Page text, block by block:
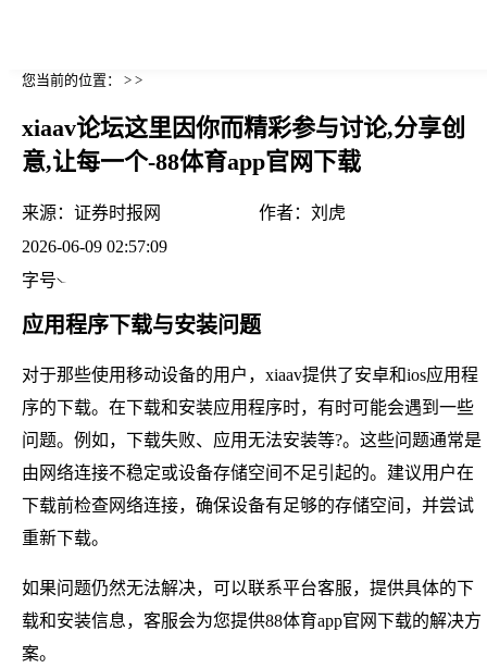
您当前的位置： > >
xiaav论坛这里因你而精彩参与讨论,分享创
意,让每一个-88体育app官网下载
来源： 证券时报网 作者： 刘虎
2026-06-09 02:57:09
字号
应用程序下载与安装问题
对于那些使用移动设备的用户，xiaav提供了安卓和ios应用程
序的下载。在下载和安装应用程序时，有时可能会遇到一些
问题。例如，下载失败、应用无法安装等?。这些问题通常是
由网络连接不稳定或设备存储空间不足引起的。建议用户在
下载前检查网络连接，确保设备有足够的存储空间，并尝试
重新下载。
如果问题仍然无法解决，可以联系平台客服，提供具体的下
载和安装信息，客服会为您提供88体育app官网下载的解决方
案。